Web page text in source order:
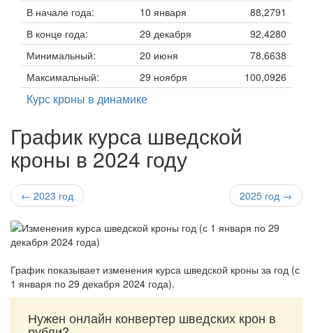
В начале года:
10 января
88,2791
В конце года:
29 декабря
92,4280
Минимальный:
20 июня
78,6638
Максимальный:
29 ноября 100,0926
Курс кроны в динамике
График курса шведской
кроны в 2024 году
← 2023 год 2025 год →
График показывает изменения курса шведской кроны за год (с
1 января по 29 декабря 2024 года).
Нужен онлайн конвертер шведских крон в